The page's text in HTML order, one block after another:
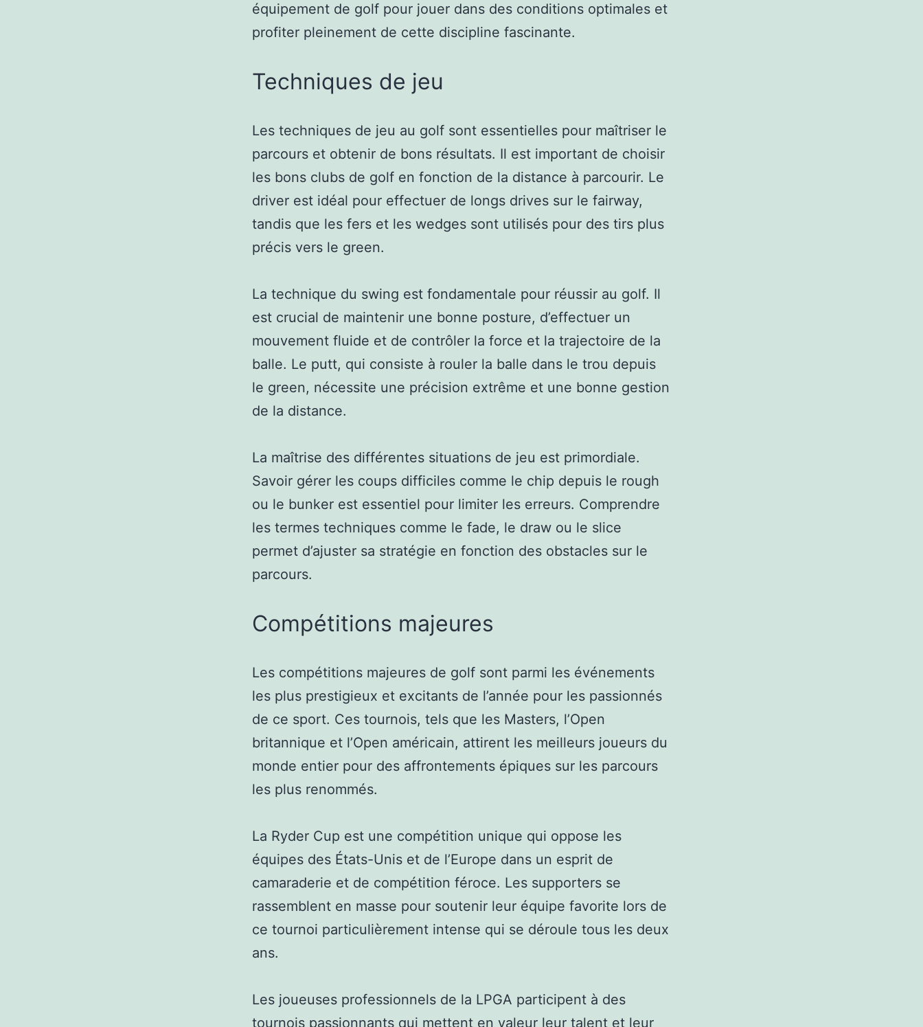
équipement de golf pour jouer dans des conditions optimales et
profiter pleinement de cette discipline fascinante.
Techniques de jeu
Les techniques de jeu au golf sont essentielles pour maîtriser le
parcours et obtenir de bons résultats. Il est important de choisir
les bons clubs de golf en fonction de la distance à parcourir. Le
driver est idéal pour effectuer de longs drives sur le fairway,
tandis que les fers et les wedges sont utilisés pour des tirs plus
précis vers le green.
La technique du swing est fondamentale pour réussir au golf. Il
est crucial de maintenir une bonne posture, d’effectuer un
mouvement fluide et de contrôler la force et la trajectoire de la
balle. Le putt, qui consiste à rouler la balle dans le trou depuis
le green, nécessite une précision extrême et une bonne gestion
de la distance.
La maîtrise des différentes situations de jeu est primordiale.
Savoir gérer les coups difficiles comme le chip depuis le rough
ou le bunker est essentiel pour limiter les erreurs. Comprendre
les termes techniques comme le fade, le draw ou le slice
permet d’ajuster sa stratégie en fonction des obstacles sur le
parcours.
Compétitions majeures
Les compétitions majeures de golf sont parmi les événements
les plus prestigieux et excitants de l’année pour les passionnés
de ce sport. Ces tournois, tels que les Masters, l’Open
britannique et l’Open américain, attirent les meilleurs joueurs du
monde entier pour des affrontements épiques sur les parcours
les plus renommés.
La Ryder Cup est une compétition unique qui oppose les
équipes des États-Unis et de l’Europe dans un esprit de
camaraderie et de compétition féroce. Les supporters se
rassemblent en masse pour soutenir leur équipe favorite lors de
ce tournoi particulièrement intense qui se déroule tous les deux
ans.
Les joueuses professionnels de la LPGA participent à des
tournois passionnants qui mettent en valeur leur talent et leur